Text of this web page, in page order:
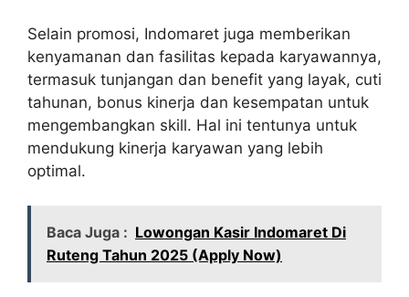
Selain promosi, Indomaret juga memberikan
kenyamanan dan fasilitas kepada karyawannya,
termasuk tunjangan dan benefit yang layak, cuti
tahunan, bonus kinerja dan kesempatan untuk
mengembangkan skill. Hal ini tentunya untuk
mendukung kinerja karyawan yang lebih
optimal.
Baca Juga : Lowongan Kasir Indomaret Di
Ruteng Tahun 2025 (Apply Now)